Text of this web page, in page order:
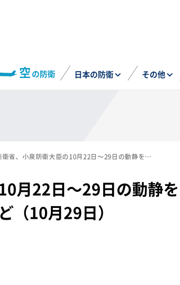
空の防衛 日本の防衛 その他
防衛省、小泉防衛大臣の10月22日～29日の動静を公表 日米防衛相会談など（10月29日）
月22日～29日の動静を
10月29日）